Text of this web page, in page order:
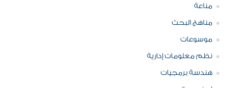
مناعة
مناهج البحث
موسوعات
نظم معلومات إدارية
هندسة برمجيات